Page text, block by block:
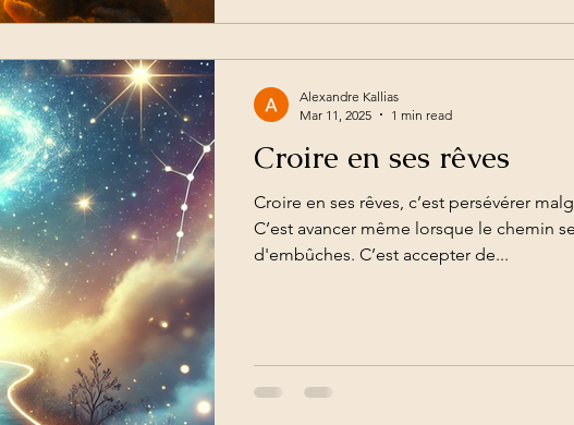
Croire en ses rêves
Croire en ses rêves, c’est persévérer
C’est avancer même lorsque le chemin
d'embûches. C’est accepter de...
Alexandre Kallias
Mar 11, 2025
1 min read